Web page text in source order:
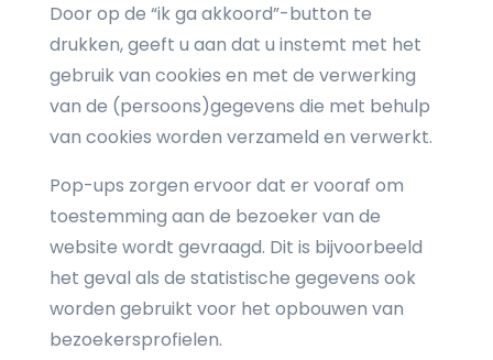
Door op de “ik ga akkoord”-button te
drukken, geeft u aan dat u instemt met het
gebruik van cookies en met de verwerking
van de (persoons)gegevens die met behulp
van cookies worden verzameld en verwerkt.
Pop-ups zorgen ervoor dat er vooraf om
toestemming aan de bezoeker van de
website wordt gevraagd. Dit is bijvoorbeeld
het geval als de statistische gegevens ook
worden gebruikt voor het opbouwen van
bezoekersprofielen.